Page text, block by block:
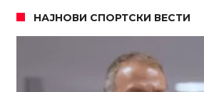
НАЈНОВИ СПОРТСКИ ВЕСТИ